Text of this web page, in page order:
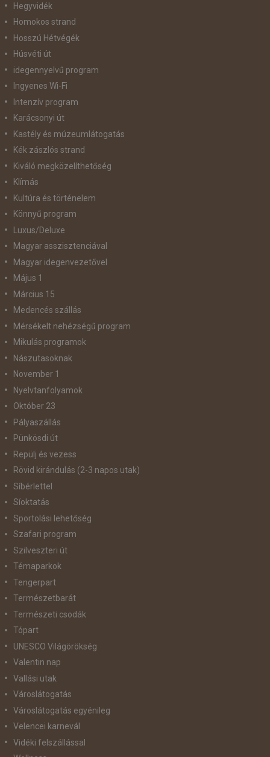
Hegyvidék
Homokos strand
Hosszú Hétvégék
Húsvéti út
idegennyelvű program
Ingyenes Wi-Fi
Intenzív program
Karácsonyi út
Kastély és múzeumlátogatás
Kék zászlós strand
Kiváló megközelíthetőség
Klímás
Kultúra és történelem
Könnyű program
Luxus/Deluxe
Magyar asszisztenciával
Magyar idegenvezetővel
Május 1
Március 15
Medencés szállás
Mérsékelt nehézségű program
Mikulás programok
Nászutasoknak
November 1
Nyelvtanfolyamok
Október 23
Pályaszállás
Pünkösdi út
Repülj és vezess
Rövid kirándulás (2-3 napos utak)
Síbérlettel
Síoktatás
Sportolási lehetőség
Szafari program
Szilveszteri út
Témaparkok
Tengerpart
Természetbarát
Természeti csodák
Tópart
UNESCO Világörökség
Valentin nap
Vallási utak
Városlátogatás
Városlátogatás egyénileg
Velencei karnevál
Vidéki felszállással